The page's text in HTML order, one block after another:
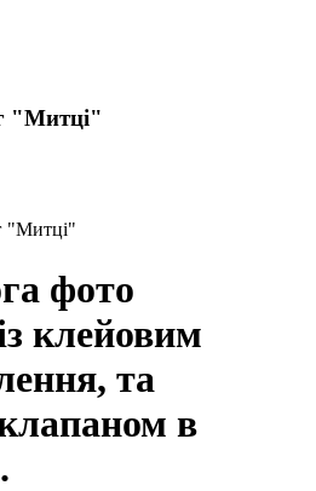
"Митці"
"Митці"
фото
клейовим
та
в